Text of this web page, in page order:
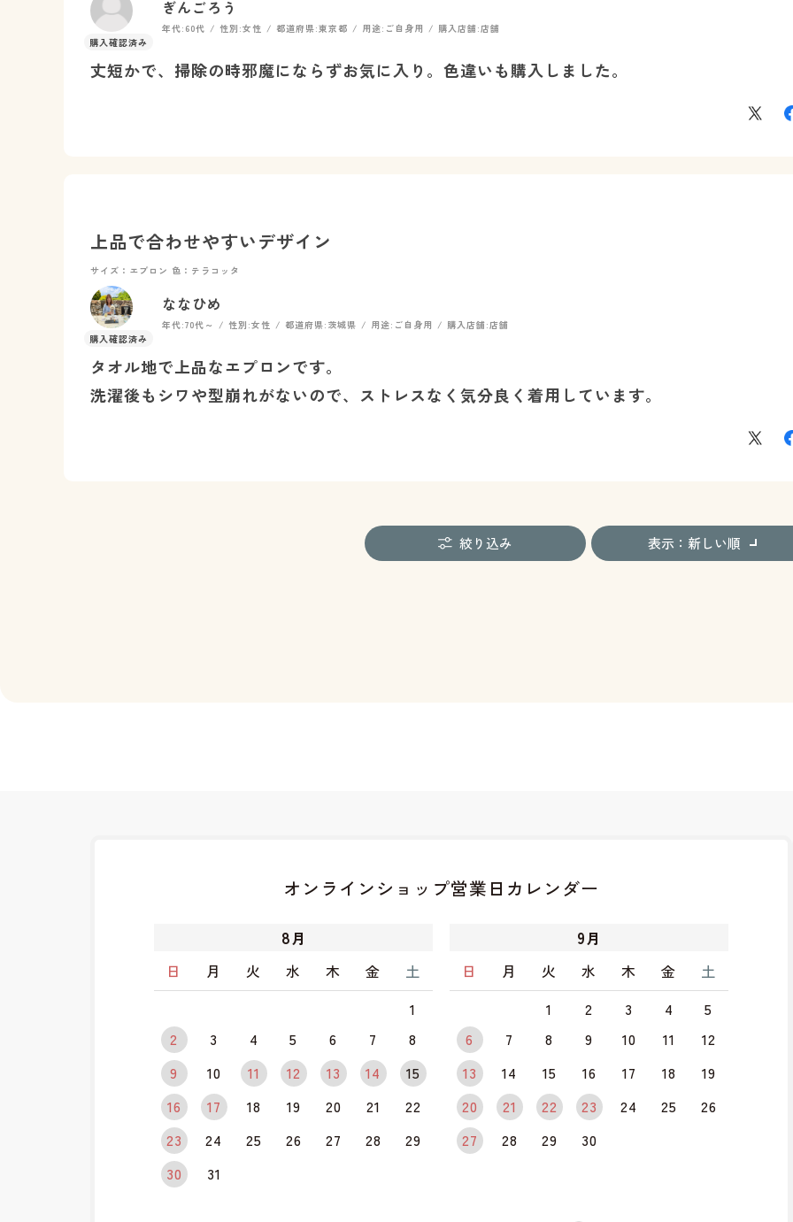
ぎんごろう
年代: 60代 性別:女性 都道府県:東京都 用途: ご自身用 購入店舗:店舗
丈短かで、掃除の時邪魔にならずお気に入り。色違いも購入しました。
上品で合わせやすいデザイン
サイズ：エプロン 色：テラコッタ
ななひめ
年代:70代～ 性別:女性 都道府県: 茨城県 用途: ご自身用 購入店舗:店舗
タオル地で上品なエプロンです。
洗濯後もシワや型崩れがないので、ストレスなく気分良く着用しています。
絞り込み 表示：新しい順
オンラインショップ営業日カレンダー
8月
日
月 火 水 木 金
土
1
2
3 4 5 6 7
8
9
10 11 12 13 14
15
16
17 18 19 20 21
22
23
24 25 26 27 28
29
30
31
9月
日
月 火 水 木 金
土
1
2 3 4
5
6
7 8 9 10 11
12
13
14 15 16 17 18
19
20
21 22 23 24 25
26
27
28 29 30